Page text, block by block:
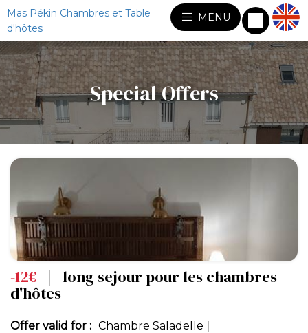
Mas Pékin Chambres et Table
d'hôtes
MENU
Special Offers
-12€ |
long sejour pour les chambres
d'hôtes
Offer valid for : Chambre Saladelle